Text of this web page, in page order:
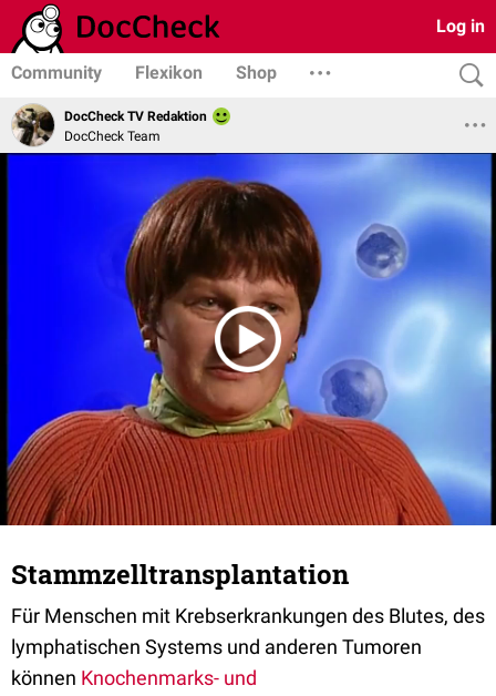
Log in
Community Flexikon Shop
DocCheck TV Redaktion
DocCheck Team
Stammzelltransplantation
Für Menschen mit Krebserkrankungen des Blutes, des
lymphatischen Systems und anderen Tumoren
können Knochenmarks- und